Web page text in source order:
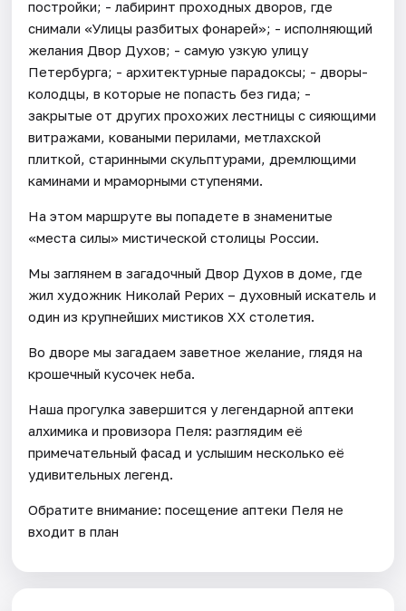
постройки; - лабиринт проходных дворов, где
снимали «Улицы разбитых фонарей»; - исполняющий
желания Двор Духов; - самую узкую улицу
Петербурга; - архитектурные парадоксы; - дворы-
колодцы, в которые не попасть без гида; -
закрытые от других прохожих лестницы с сияющими
витражами, коваными перилами, метлахской
плиткой, старинными скульптурами, дремлющими
каминами и мраморными ступенями.
На этом маршруте вы попадете в знаменитые
«места силы» мистической столицы России.
Мы заглянем в загадочный Двор Духов в доме, где
жил художник Николай Рерих – духовный искатель и
один из крупнейших мистиков XX столетия.
Во дворе мы загадаем заветное желание, глядя на
крошечный кусочек неба.
Наша прогулка завершится у легендарной аптеки
алхимика и провизора Пеля: разглядим её
примечательный фасад и услышим несколько её
удивительных легенд.
Обратите внимание: посещение аптеки Пеля не
входит в план